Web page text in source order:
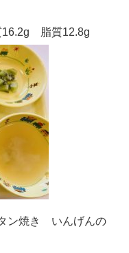
16.2g 脂質12.8g
焼き いんげんの